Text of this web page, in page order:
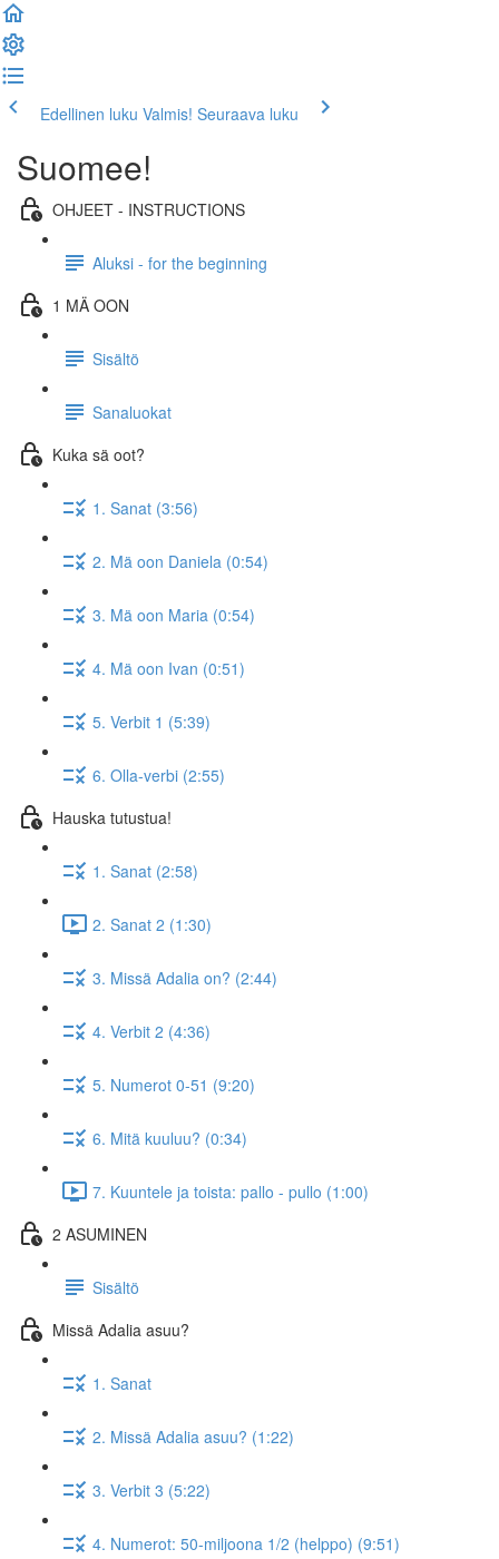
Edellinen luku Valmis! Seuraava luku
Suomee!
OHJEET - INSTRUCTIONS
Aluksi - for the beginning
1 MÄ OON
Sisältö
Sanaluokat
Kuka sä oot?
1. Sanat (3:56)
2. Mä oon Daniela (0:54)
3. Mä oon Maria (0:54)
4. Mä oon Ivan (0:51)
5. Verbit 1 (5:39)
6. Olla-verbi (2:55)
Hauska tutustua!
1. Sanat (2:58)
2. Sanat 2 (1:30)
3. Missä Adalia on? (2:44)
4. Verbit 2 (4:36)
5. Numerot 0-51 (9:20)
6. Mitä kuuluu? (0:34)
7. Kuuntele ja toista: pallo - pullo (1:00)
2 ASUMINEN
Sisältö
Missä Adalia asuu?
1. Sanat
2. Missä Adalia asuu? (1:22)
3. Verbit 3 (5:22)
4. Numerot: 50-miljoona 1/2 (helppo) (9:51)